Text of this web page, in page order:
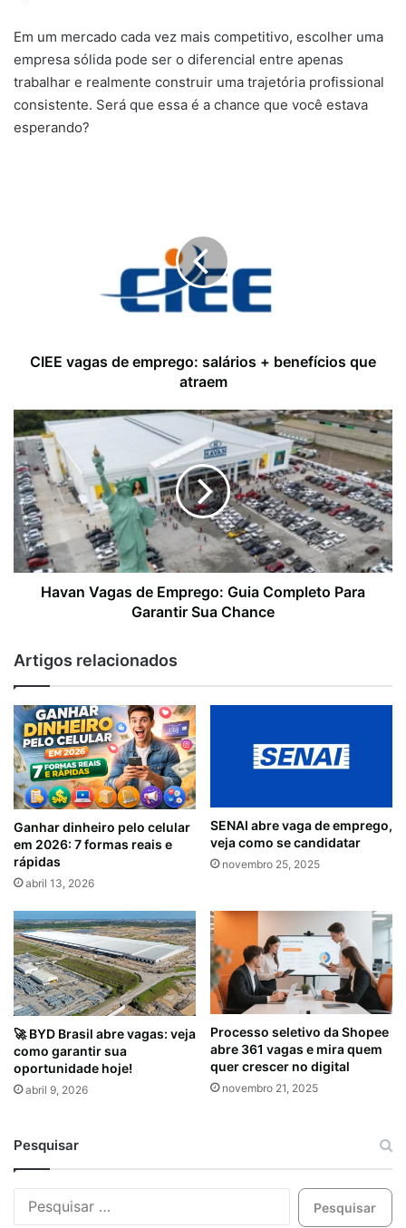
Em um mercado cada vez mais competitivo, escolher uma
empresa sólida pode ser o diferencial entre apenas
trabalhar e realmente construir uma trajetória profissional
consistente. Será que essa é a chance que você estava
esperando?
CIEE vagas de emprego: salários + benefícios que
atraem
Havan Vagas de Emprego: Guia Completo Para
Garantir Sua Chance
Artigos relacionados
Ganhar dinheiro pelo celular
em 2026: 7 formas reais e
rápidas
abril 13, 2026
SENAI abre vaga de emprego,
veja como se candidatar
novembro 25, 2025
🚀 BYD Brasil abre vagas: veja
como garantir sua
oportunidade hoje!
abril 9, 2026
Processo seletivo da Shopee
abre 361 vagas e mira quem
quer crescer no digital
novembro 21, 2025
Pesquisar